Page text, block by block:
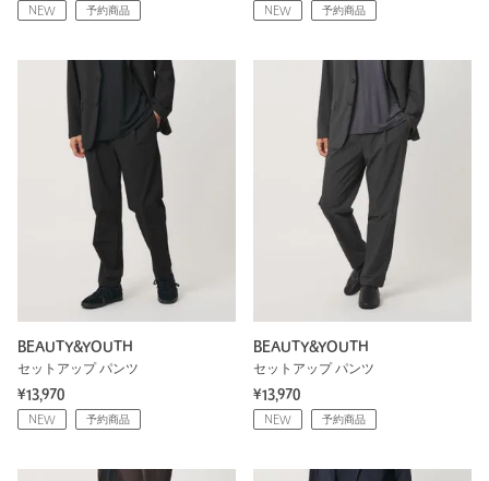
NEW 予約商品 NEW 予約商品
BEAUTY&YOUTH
セットアップ パンツ
¥13,970
NEW 予約商品
BEAUTY&YOUTH
セットアップ パンツ
¥13,970
NEW 予約商品